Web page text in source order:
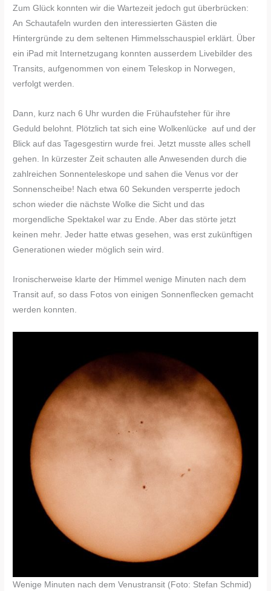
Zum Glück konnten wir die Wartezeit jedoch gut überbrücken:
An Schautafeln wurden den interessierten Gästen die
Hintergründe zu dem seltenen Himmelsschauspiel erklärt. Über
ein iPad mit Internetzugang konnten ausserdem Livebilder des
Transits, aufgenommen von einem Teleskop in Norwegen,
verfolgt werden.
Dann, kurz nach 6 Uhr wurden die Frühaufsteher für ihre
Geduld belohnt. Plötzlich tat sich eine Wolkenlücke auf und der
Blick auf das Tagesgestirn wurde frei. Jetzt musste alles schell
gehen. In kürzester Zeit schauten alle Anwesenden durch die
zahlreichen Sonnenteleskope und sahen die Venus vor der
Sonnenscheibe! Nach etwa 60 Sekunden versperrte jedoch
schon wieder die nächste Wolke die Sicht und das
morgendliche Spektakel war zu Ende. Aber das störte jetzt
keinen mehr. Jeder hatte etwas gesehen, was erst zukünftigen
Generationen wieder möglich sein wird.
Ironischerweise klarte der Himmel wenige Minuten nach dem
Transit auf, so dass Fotos von einigen Sonnenflecken gemacht
werden konnten.
Wenige Minuten nach dem Venustransit (Foto: Stefan Schmid)